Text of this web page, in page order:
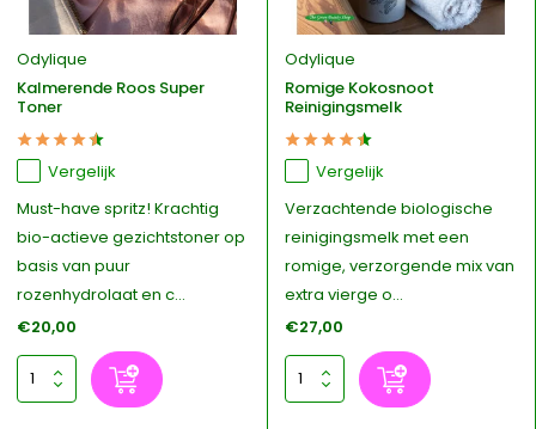
Odylique
Kalmerende Roos Super
Toner
Vergelijk
Must-have spritz! Krachtig
bio-actieve gezichtstoner op
basis van puur
rozenhydrolaat en c...
€20,00
Odylique
Romige Kokosnoot
Reinigingsmelk
Vergelijk
Verzachtende biologische
reinigingsmelk met een
romige, verzorgende mix van
extra vierge o...
€27,00